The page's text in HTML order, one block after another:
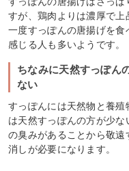
すが、鶏肉よりは濃厚で上
一度すっぽんの唐揚げを食
感じる人も多いようです。
ちなみに天然すっぽん
ない
すっぽんには天然物と養
は天然すっぽんの方が少
の臭みがあることから敬
消しが必要になります。